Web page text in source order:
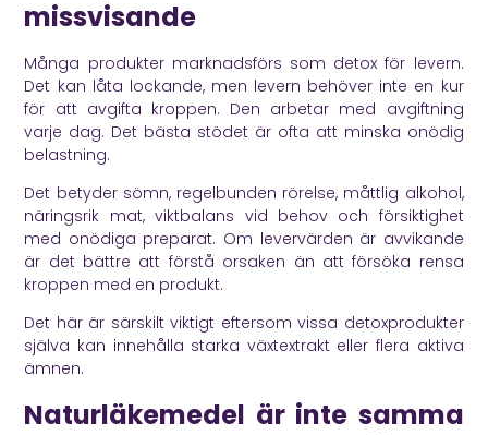
missvisande
Många produkter marknadsförs som detox för levern.
Det kan låta lockande, men levern behöver inte en kur
för att avgifta kroppen. Den arbetar med avgiftning
varje dag. Det bästa stödet är ofta att minska onödig
belastning.
Det betyder sömn, regelbunden rörelse, måttlig alkohol,
näringsrik mat, viktbalans vid behov och försiktighet
med onödiga preparat. Om levervärden är avvikande
är det bättre att förstå orsaken än att försöka rensa
kroppen med en produkt.
Det här är särskilt viktigt eftersom vissa detoxprodukter
själva kan innehålla starka växtextrakt eller flera aktiva
ämnen.
Naturläkemedel är inte samma